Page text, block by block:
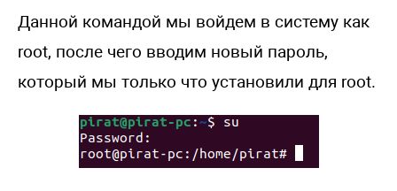
Данной командой мы войдем в систему как
root, после чего вводим новый пароль,
который мы только что установили для root.